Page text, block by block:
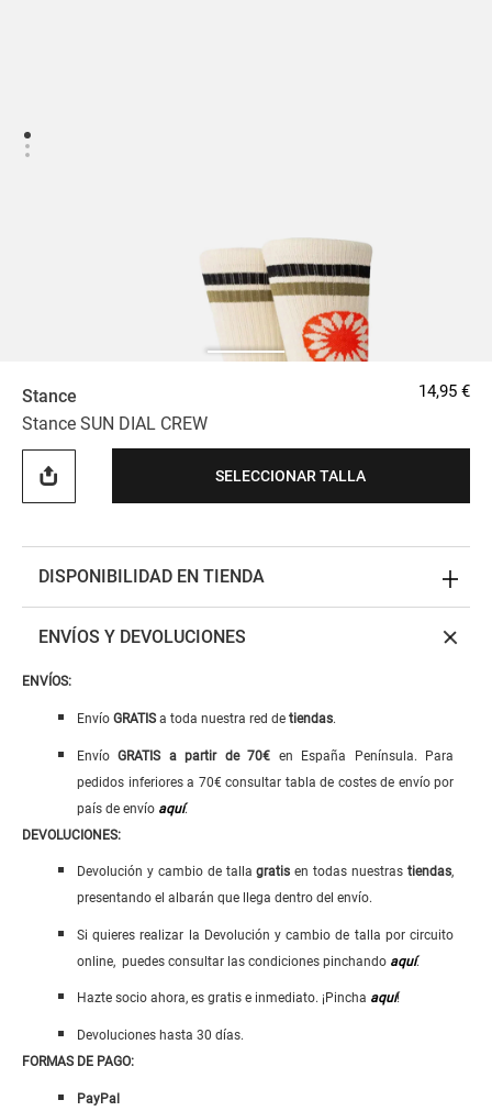
Stance
Stance SUN DIAL CREW
14,95 €
SELECCIONAR TALLA
DISPONIBILIDAD EN TIENDA
ENVÍOS Y DEVOLUCIONES
ENVÍOS:
Envío GRATISa toda nuestra red de tiendas.
EnvíoGRATISapartir de 70€ en España Península. Para
pedidos inferiores a 70€ consultar tabla de costes de envío por
país de envío aquí.
DEVOLUCIONES:
Devolución y cambio de tallagratisen todas nuestrastiendas,
presentando el albarán que llega dentro del envío.
Si quieres realizar la Devolución y cambio de talla por circuito
online, puedes consultar las condiciones pinchando aquí.
Hazte socio ahora, es gratis e inmediato. ¡Pincha aquí!
Devoluciones hasta 30 días.
FORMAS DE PAGO:
PayPal